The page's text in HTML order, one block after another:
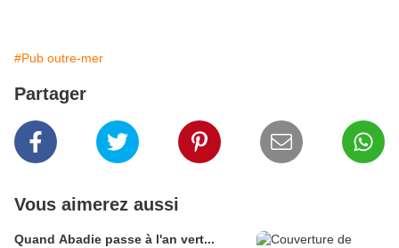
#Pub outre-mer
Partager
Vous aimerez aussi
Quand Abadie passe à l'an vert...